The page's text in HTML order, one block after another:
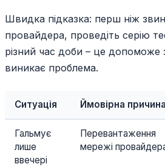
Швидка підказка: перш ніж
провайдера, проведіть серію
різний час доби – це допоможе
виникає проблема.
Ситуація Ймовірна причина
Гальмує
лише
ввечері
Перевантаження
мережі